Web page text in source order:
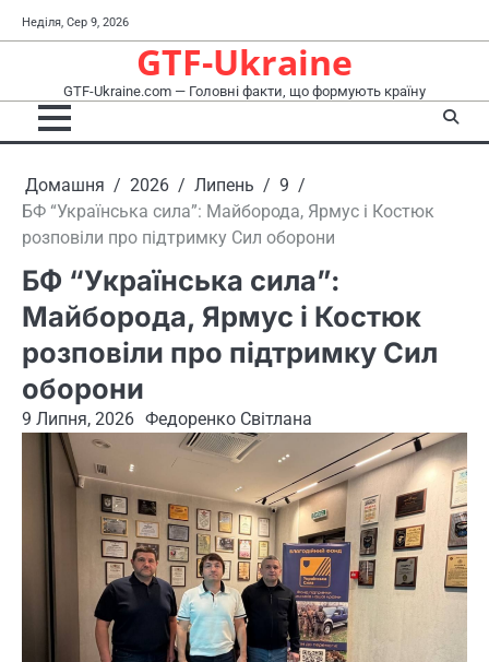
до
Неділя, Сер 9, 2026
GTF-Ukraine
GTF-Ukraine.com — Головні факти, що формують країну
Домашня 2026 Липень
9
БФ “Українська сила”: Майборода, Ярмус і Костюк
розповіли про підтримку Сил оборони
БФ “Українська сила”:
Майборода, Ярмус і Костюк
розповіли про підтримку Сил
оборони
9 Липня, 2026 Федоренко Світлана